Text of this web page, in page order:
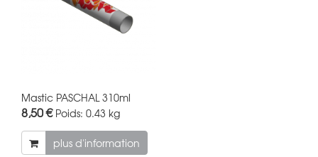
Mastic PASCHAL 310ml
8,50 € Poids: 0.43 kg
plus d'information